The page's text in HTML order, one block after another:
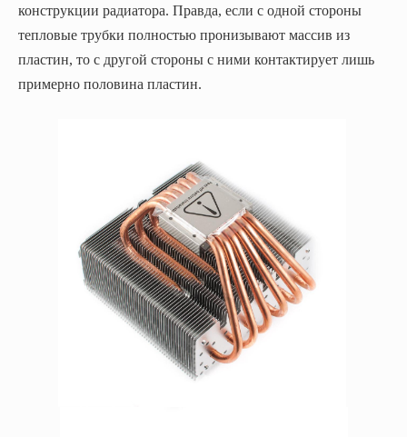
конструкции радиатора. Правда, если с одной стороны
тепловые трубки полностью пронизывают массив из
пластин, то с другой стороны с ними контактирует лишь
примерно половина пластин.